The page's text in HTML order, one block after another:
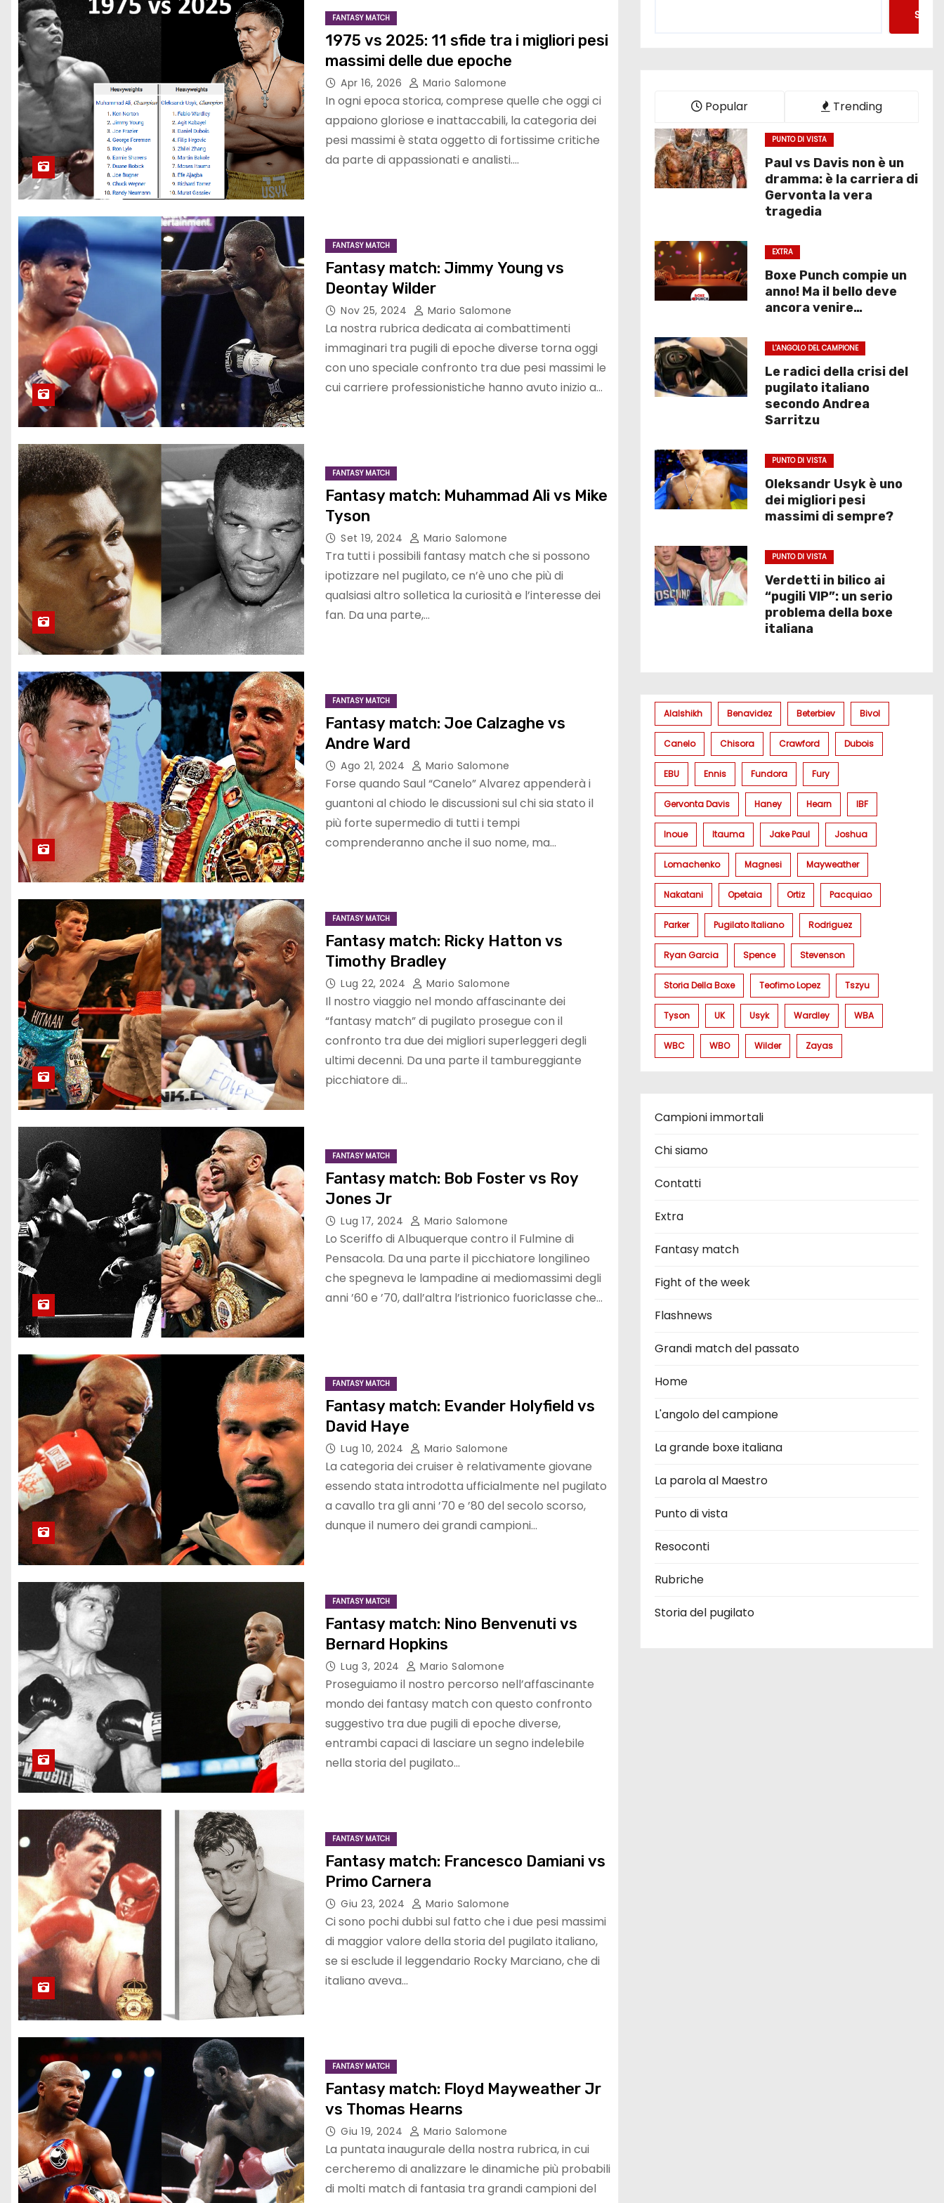
FANTASY MATCH
1975 vs 2025: 11 sfide tra i migliori pesi
massimi delle due epoche
Apr 16, 2026 Mario Salomone
In ogni epoca storica, comprese quelle che oggi ci
appaiono gloriose e inattaccabili, la categoria dei
pesi massimi è stata oggetto di fortissime critiche
da parte di appassionati e analisti.…
FANTASY MATCH
Fantasy match: Jimmy Young vs
Deontay Wilder
Nov 25, 2024 Mario Salomone
La nostra rubrica dedicata ai combattimenti
immaginari tra pugili di epoche diverse torna oggi
con uno speciale confronto tra due pesi massimi le
cui carriere professionistiche hanno avuto inizio a…
FANTASY MATCH
Fantasy match: Muhammad Ali vs Mike
Tyson
Set 19, 2024 Mario Salomone
Tra tutti i possibili fantasy match che si possono
ipotizzare nel pugilato, ce n’è uno che più di
qualsiasi altro solletica la curiosità e l’interesse dei
fan. Da una parte,…
FANTASY MATCH
Fantasy match: Joe Calzaghe vs
Andre Ward
Ago 21, 2024 Mario Salomone
Forse quando Saul “Canelo” Alvarez appenderà i
guantoni al chiodo le discussioni sul chi sia stato il
più forte supermedio di tutti i tempi
comprenderanno anche il suo nome, ma…
FANTASY MATCH
Fantasy match: Ricky Hatton vs
Timothy Bradley
Lug 22, 2024 Mario Salomone
Il nostro viaggio nel mondo affascinante dei
“fantasy match” di pugilato prosegue con il
confronto tra due dei migliori superleggeri degli
ultimi decenni. Da una parte il tambureggiante
picchiatore di…
FANTASY MATCH
Fantasy match: Bob Foster vs Roy
Jones Jr
Lug 17, 2024 Mario Salomone
Lo Sceriffo di Albuquerque contro il Fulmine di
Pensacola. Da una parte il picchiatore longilineo
che spegneva le lampadine ai mediomassimi degli
anni ’60 e ’70, dall’altra l’istrionico fuoriclasse che…
FANTASY MATCH
Fantasy match: Evander Holyfield vs
David Haye
Lug 10, 2024 Mario Salomone
La categoria dei cruiser è relativamente giovane
essendo stata introdotta ufficialmente nel pugilato
a cavallo tra gli anni ’70 e ’80 del secolo scorso,
dunque il numero dei grandi campioni…
FANTASY MATCH
Fantasy match: Nino Benvenuti vs
Bernard Hopkins
Lug 3, 2024 Mario Salomone
Proseguiamo il nostro percorso nell’affascinante
mondo dei fantasy match con questo confronto
suggestivo tra due pugili di epoche diverse,
entrambi capaci di lasciare un segno indelebile
nella storia del pugilato…
FANTASY MATCH
Fantasy match: Francesco Damiani vs
Primo Carnera
Giu 23, 2024 Mario Salomone
Ci sono pochi dubbi sul fatto che i due pesi massimi
di maggior valore della storia del pugilato italiano,
se si esclude il leggendario Rocky Marciano, che di
italiano aveva…
FANTASY MATCH
Fantasy match: Floyd Mayweather Jr
vs Thomas Hearns
Giu 19, 2024 Mario Salomone
La puntata inaugurale della nostra rubrica, in cui
cercheremo di analizzare le dinamiche più probabili
di molti match di fantasia tra grandi campioni del
Popular Trending
PUNTO DI VISTA
Paul vs Davis non è un
dramma: è la carriera di
Gervonta la vera
tragedia
EXTRA
Boxe Punch compie un
anno! Ma il bello deve
ancora venire…
L'ANGOLO DEL CAMPIONE
Le radici della crisi del
pugilato italiano
secondo Andrea
Sarritzu
PUNTO DI VISTA
Oleksandr Usyk è uno
dei migliori pesi
massimi di sempre?
PUNTO DI VISTA
Verdetti in bilico ai
“pugili VIP”: un serio
problema della boxe
italiana
Alalshikh Benavidez Beterbiev Bivol
Canelo Chisora Crawford Dubois
EBU Ennis Fundora Fury
Gervonta Davis Haney Hearn IBF
Inoue Itauma Jake Paul Joshua
Lomachenko Magnesi Mayweather
Nakatani Opetaia Ortiz Pacquiao
Parker Pugilato Italiano Rodriguez
Ryan Garcia Spence Stevenson
Storia Della Boxe Teofimo Lopez Tszyu
Tyson UK Usyk Wardley WBA
WBC WBO Wilder Zayas
Campioni immortali
Chi siamo
Contatti
Extra
Fantasy match
Fight of the week
Flashnews
Grandi match del passato
Home
L'angolo del campione
La grande boxe italiana
La parola al Maestro
Punto di vista
Resoconti
Rubriche
Storia del pugilato